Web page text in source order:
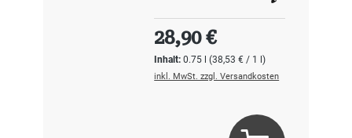
Inhalt:0.75 l(38,53 € / 1 l)
Regulärer Preis:
28,90 €
inkl. MwSt. zzgl. Versandkosten